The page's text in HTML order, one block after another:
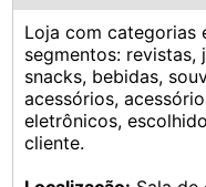
Loja com categorias
segmentos:
snacks, bebidas,
acessórios,
eletrônicos,
cliente.